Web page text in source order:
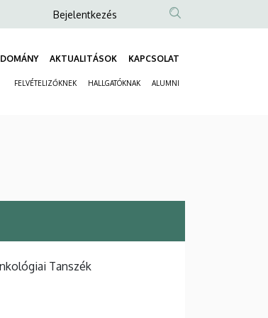
Anonim
fiók
menüje
Bejelentkezés
AKTUALITÁSOK KAPCSOLAT
FELVÉTELIZŐKNEK HALLGATÓKNAK ALUMNI
Tanszék